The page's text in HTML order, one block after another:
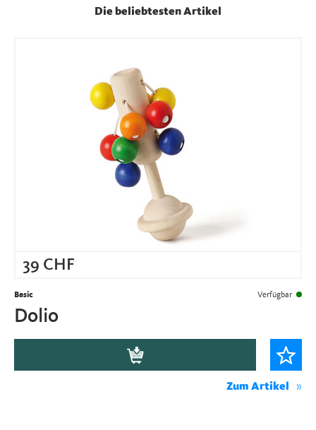
Die beliebtesten Artikel
39 CHF
Basic Verfügbar
Dolio
Zum Artikel